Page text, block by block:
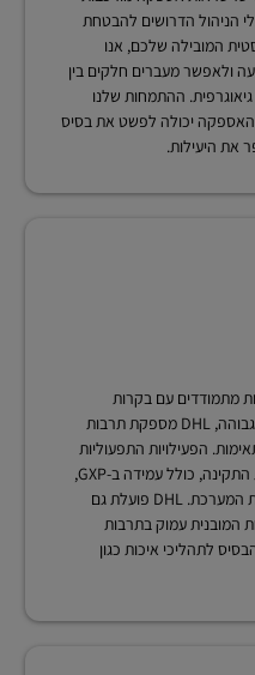
הניהול הדרושים להבטחת
המובילה שלכם, אנו
ולאפשר מעברים חלקים בין
ההתמחות שלנו
האספקה יכולה לפשט את בסיס
את היעילות.
מתמודדים עם בקרות
ומחויבויות תקינה המשתנות בתכיפות גבוהה, DHL מספקת תרבות
הפעילויות התפעוליות
שלנו תואמות באופן מלא לכל דרישות התקינה, כולל עמידה ב-GXP,
מספור סידורי, סחורות מסוכנות ואימות המערכת. DHL פועלת גם
המובנית עמוק בתרבות
לתהליכי איכות כגון